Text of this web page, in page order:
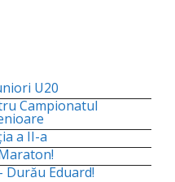
U20
Campionatul
a II-a
Durău Eduard!